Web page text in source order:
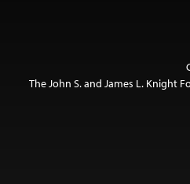
The John S. and James L. Knight